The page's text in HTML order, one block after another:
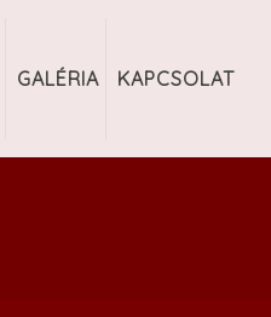
GALÉRIA KAPCSOLAT